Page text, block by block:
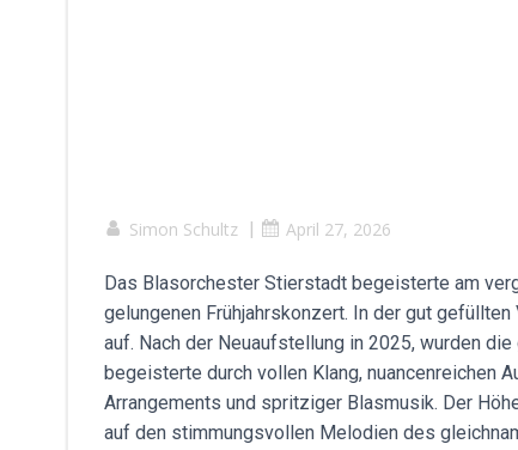
Simon Schultz | April 27, 2026
Das Blasorchester Stierstadt begeisterte am
gelungenen Frühjahrskonzert. In der gut
auf. Nach der Neuaufstellung in 2025, wurden
begeisterte durch vollen Klang, nuancenreichen
Arrangements und spritziger Blasmusik. Der
auf den stimmungsvollen Melodien des